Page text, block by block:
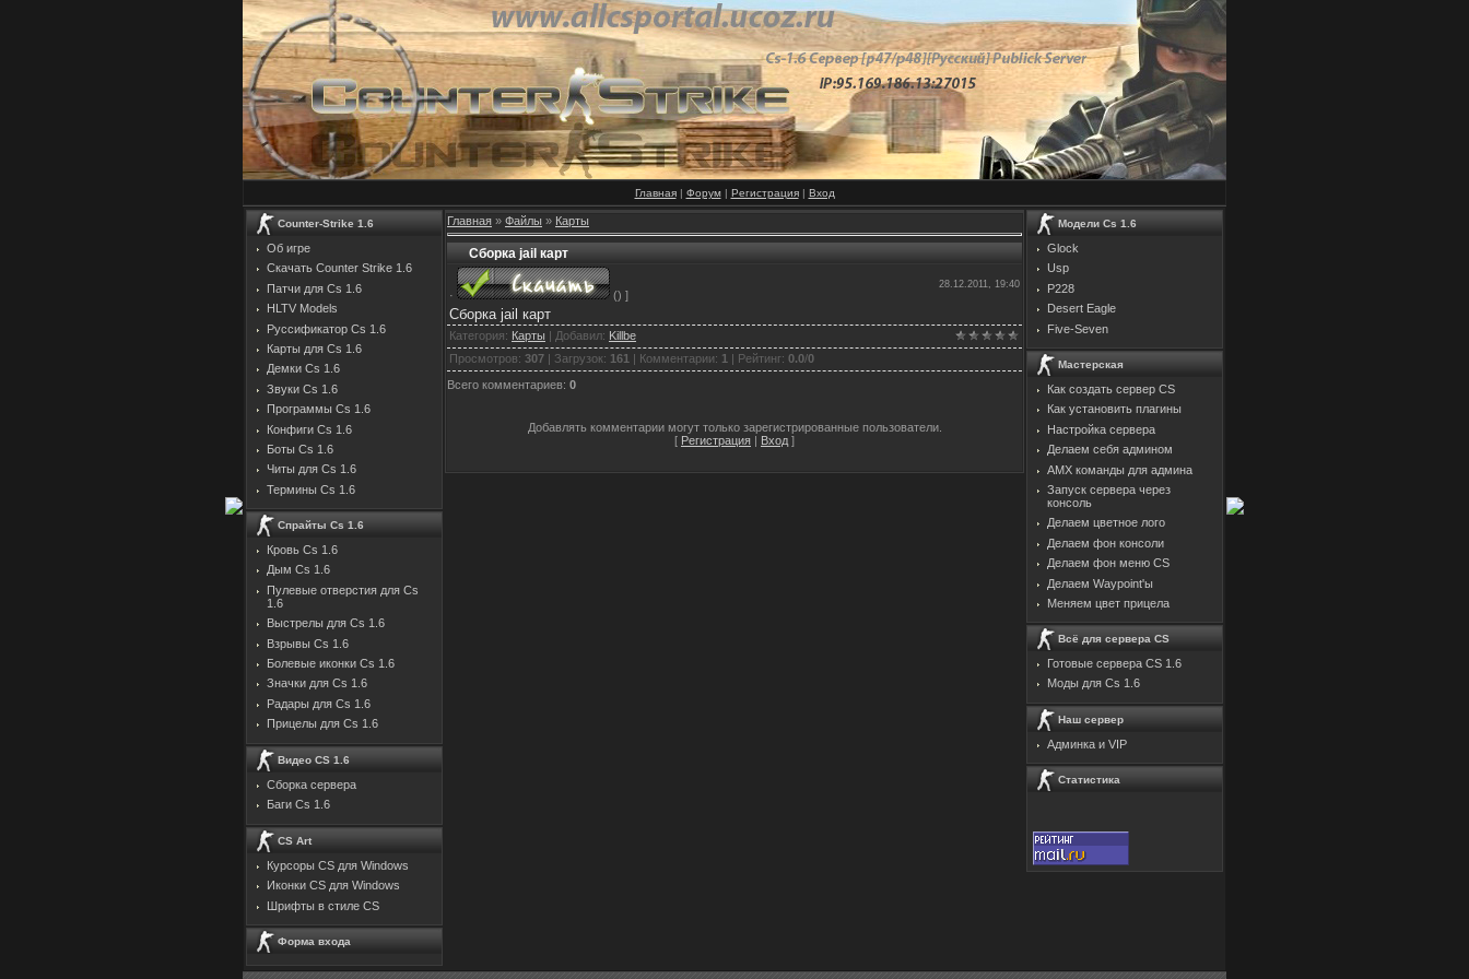
Главная| Форум| Регистрация| Вход
Counter-Strike 1.6
Об игре
Скачать Counter Strike 1.6
Патчи для Cs 1.6
HLTV Models
Руссификатор Cs 1.6
Карты для Cs 1.6
Демки Cs 1.6
Звуки Cs 1.6
Программы Cs 1.6
Конфиги Cs 1.6
Боты Cs 1.6
Читы для Cs 1.6
Термины Cs 1.6
Спрайты Cs 1.6
Кровь Cs 1.6
Дым Cs 1.6
Пулевые отверстия для Cs
1.6
Выстрелы для Cs 1.6
Взрывы Cs 1.6
Болевые иконки Cs 1.6
Значки для Cs 1.6
Радары для Cs 1.6
Прицелы для Cs 1.6
Видео CS 1.6
Сборка сервера
Баги Cs 1.6
CS Art
Курсоры CS для Windows
Иконки CS для Windows
Шрифты в стиле CS
Форма входа
Главная » Файлы » Карты
Сборка jail карт
· () ]
28.12.2011, 19:40
Сборка jail карт
Категория: Карты | Добавил: Killbe
Просмотров: 307 | Загрузок: 161 | Комментарии: 1 | Рейтинг: 0.0/0
Всего комментариев: 0
Добавлять комментарии могут только зарегистрированные пользователи.
[ Регистрация | Вход ]
Модели Cs 1.6
Glock
Usp
P228
Desert Eagle
Five-Seven
Мастерская
Как создать сервер CS
Как установить плагины
Настройка сервера
Делаем себя админом
AMX команды для админа
Запуск сервера через
консоль
Делаем цветное лого
Делаем фон консоли
Делаем фон меню CS
Делаем Waypoint'ы
Меняем цвет прицела
Всё для сервера CS
Готовые сервера CS 1.6
Моды для Cs 1.6
Наш сервер
Админка и VIP
Статистика